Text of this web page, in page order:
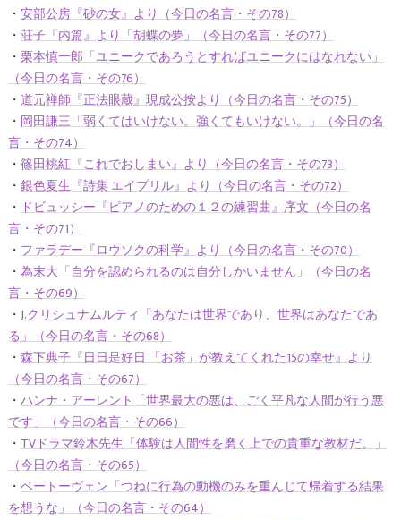
・ 安部公房『砂の女』より（今日の名言・その78）
・ 荘子『内篇』より「胡蝶の夢」（今日の名言・その77）
・ 栗本慎一郎「ユニークであろうとすればユニークにはなれない」
（今日の名言・その76）
・ 道元禅師『正法眼蔵』現成公按より（今日の名言・その75）
・ 岡田謙三「弱くてはいけない。強くてもいけない。」（今日の名
言・その74）
・ 篠田桃紅『これでおしまい』より（今日の名言・その73）
・ 銀色夏生『詩集 エイプリル』より（今日の名言・その72）
・ ドビュッシー『ピアノのための１２の練習曲』序文（今日の名
言・その71）
・ ファラデー『ロウソクの科学』より（今日の名言・その70）
・ 為末大「自分を認められるのは自分しかいません」（今日の名
言・その69）
・ J.クリシュナムルティ「あなたは世界であり、世界はあなたであ
る」（今日の名言・その68）
・ 森下典子『日日是好日 「お茶」が教えてくれた15の幸せ』より
（今日の名言・その67）
・ ハンナ・アーレント「世界最大の悪は、ごく平凡な人間が行う悪
です」（今日の名言・その66）
・ TVドラマ鈴木先生「体験は人間性を磨く上での貴重な教材だ。」
（今日の名言・その65）
・ ベートーヴェン「つねに行為の動機のみを重んじて帰着する結果
を想うな」（今日の名言・その64）